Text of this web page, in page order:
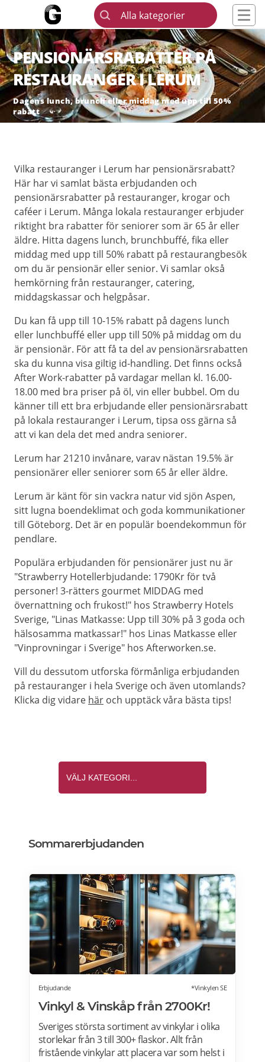
Alla kategorier
PENSIONÄRSRABATTER PÅ
RESTAURANGER I LERUM
Dagens lunch, brunch eller middag med upp till 50%
rabatt
Vilka restauranger i Lerum har pensionärsrabatt?
Här har vi samlat bästa erbjudanden och
pensionärsrabatter på restauranger, krogar och
caféer i Lerum. Många lokala restauranger erbjuder
riktight bra rabatter för seniorer som är 65 år eller
äldre. Hitta dagens lunch, brunchbuffé, fika eller
middag med upp till 50% rabatt på restaurangbesök
om du är pensionär eller senior. Vi samlar okså
hemkörning från restauranger, catering,
middagskassar och helgpåsar.
Du kan få upp till 10-15% rabatt på dagens lunch
eller lunchbuffé eller upp till 50% på middag om du
är pensionär. För att få ta del av pensionärsrabatten
ska du kunna visa giltig id-handling. Det finns också
After Work-rabatter på vardagar mellan kl. 16.00-
18.00 med bra priser på öl, vin eller bubbel. Om du
känner till ett bra erbjudande eller pensionärsrabatt
på lokala restauranger i Lerum, tipsa oss gärna så
att vi kan dela det med andra seniorer.
Lerum har 21210 invånare, varav nästan 19.5% är
pensionärer eller seniorer som 65 år eller äldre.
Lerum är känt för sin vackra natur vid sjön Aspen,
sitt lugna boendeklimat och goda kommunikationer
till Göteborg. Det är en populär boendekommun för
pendlare.
Populära erbjudanden för pensionärer just nu är
"Strawberry Hotellerbjudande: 1790Kr för två
personer! 3-rätters gourmet MIDDAG med
övernattning och frukost!" hos Strawberry Hotels
Sverige, "Linas Matkasse: Upp till 30% på 3 goda och
hälsosamma matkassar!" hos Linas Matkasse eller
"Vinprovningar i Sverige" hos Afterworken.se.
Vill du dessutom utforska förmånliga erbjudanden
på restauranger i hela Sverige och även utomlands?
Klicka dig vidare här och upptäck våra bästa tips!
Sommarerbjudanden
Erbjudande *Vinkylen SE
Vinkyl & Vinskåp från 2700Kr!
Sveriges största sortiment av vinkylar i olika
storlekar från 3 till 300+ flaskor. Allt från
fristående vinkylar att placera var som helst i